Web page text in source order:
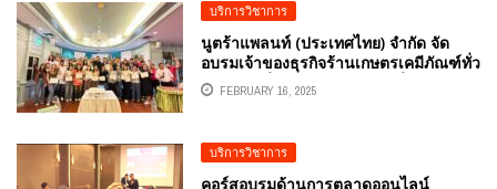
บริการวิชาการ
นูตร้าแพลนท์ (ประเทศไทย) จำกัด จัด
อบรมเจ้าของธุรกิจร้านเกษตรเคมีภัณฑ์ทั่ว
ประเทศ เรื่อง การใช้งาน AI เพื่อนำเสนอ
สินค้าทางการเกษตร โดยวิทยากร
อาจารย์สอนการตลาดออนไลน์ ผู้ทรง
คุณวุฒิและผู้เชี่ยวชาญการตลาดออนไลน์
ดิจิทัล
FEBRUARY 16, 2025
บริการวิชาการ
คอร์สอบรมด้านการตลาดออนไลน์